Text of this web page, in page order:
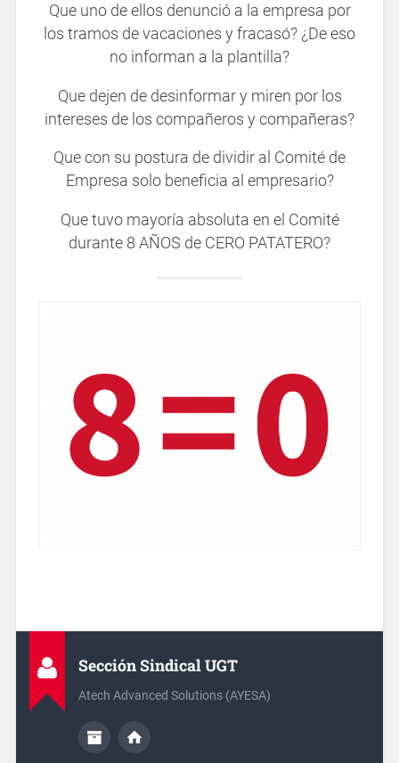
Que uno de ellos denunció a la empresa por
los tramos de vacaciones y fracasó? ¿De eso
no informan a la plantilla?
Que dejen de desinformar y miren por los
intereses de los compañeros y compañeras?
Que con su postura de dividir al Comité de
Empresa solo beneficia al empresario?
Que tuvo mayoría absoluta en el Comité
durante 8 AÑOS de CERO PATATERO?
Sección Sindical UGT
Atech Advanced Solutions (AYESA)